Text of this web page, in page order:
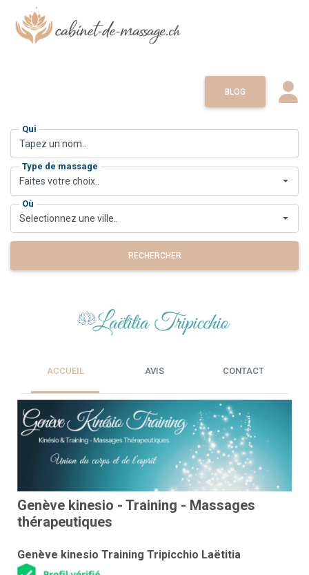
BLOG
Qui
Type de massage
Faites votre choix..
Où
Selectionnez une ville..
RECHERCHER
ACCUEIL AVIS CONTACT
Genève kinesio - Training - Massages
thérapeutiques
Genève kinesio Training Tripicchio Laëtitia